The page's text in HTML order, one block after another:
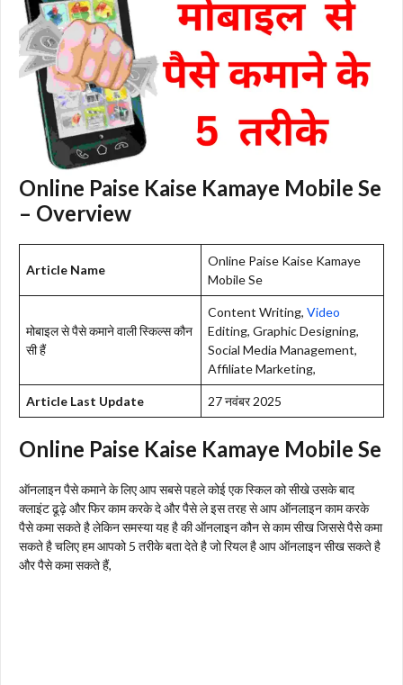
Online Paise Kaise Kamaye Mobile Se
– Overview
Article Name
Online Paise Kaise Kamaye
Mobile Se
मोबाइल से पैसे कमाने वाली स्किल्स कौन
सी हैं
Content Writing, Video
Editing, Graphic Designing,
Social Media Management,
Affiliate Marketing,
Article Last Update 27 नवंबर 2025
Online Paise Kaise Kamaye Mobile Se
ऑनलाइन पैसे कमाने के लिए आप सबसे पहले कोई एक स्किल को सीखे उसके बाद
क्लाइंट ढूढ़े और फिर काम करके दे और पैसे ले इस तरह से आप ऑनलाइन काम करके
पैसे कमा सकते है लेकिन समस्या यह है की ऑनलाइन कौन से काम सीख जिससे पैसे कमा
सकते है चलिए हम आपको 5 तरीके बता देते है जो रियल है आप ऑनलाइन सीख सकते है
और पैसे कमा सकते हैं,